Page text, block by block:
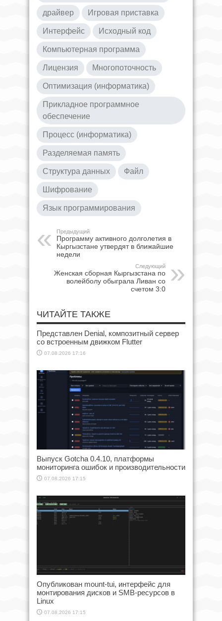
драйвер Игровая приставка
Интерфейс Исходный код
Компьютерная программа
Лицензия Многопоточность
Оптимизация (информатика)
Прикладное программное
обеспечение
Процесс (информатика)
Разделяемая память
Структура данных Файл
Шифрование
Язык программирования
Предыдущий
Программу активного долголетия в
Кыргызстане утвердят в ближайшие
недели
Следующий
Женская сборная Кыргызстана по
волейболу обыграла Ливан со
счетом 3:0
ЧИТАЙТЕ ТАКЖЕ
Представлен Denial, композитный сервер
со встроенным движком Flutter
07.08.2026 17:16
Выпуск Gotcha 0.4.10, платформы
мониторинга ошибок и производительности
07.08.2026 17:15
Опубликован mount-tui, интерфейс для
монтирования дисков и SMB-ресурсов в
Linux
07.08.2026 17:15